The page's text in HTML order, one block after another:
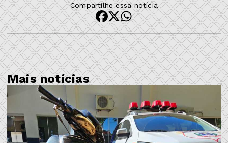
Compartilhe essa notícia
Mais notícias